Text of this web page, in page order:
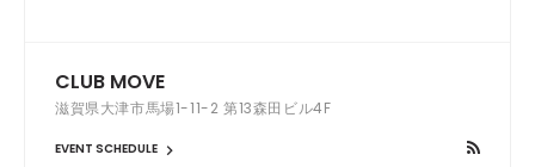
CLUB MOVE
滋賀県大津市馬場1-11-2 第13森田ビル4F
EVENT SCHEDULE